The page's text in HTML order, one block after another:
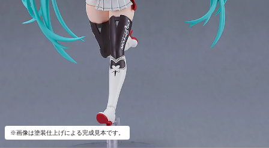
※画像は塗装仕上げによる完成見本です。